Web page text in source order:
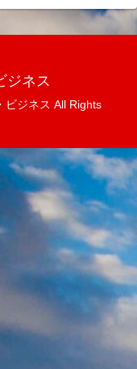
ジネス
ビジネス All Rights